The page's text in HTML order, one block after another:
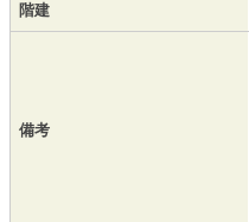
階建
備考